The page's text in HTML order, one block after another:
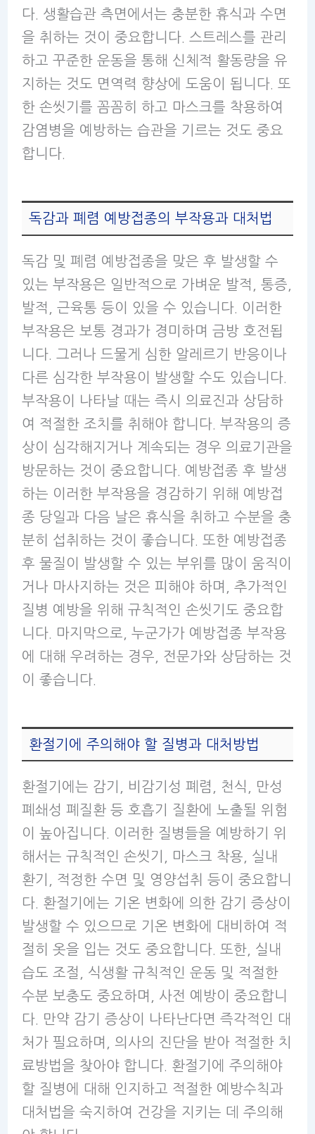
다. 생활습관 측면에서는 충분한 휴식과 수면
을 취하는 것이 중요합니다. 스트레스를 관리
하고 꾸준한 운동을 통해 신체적 활동량을 유
지하는 것도 면역력 향상에 도움이 됩니다. 또
한 손씻기를 꼼꼼히 하고 마스크를 착용하여
감염병을 예방하는 습관을 기르는 것도 중요
합니다.
독감과 폐렴 예방접종의 부작용과 대처법
독감 및 폐렴 예방접종을 맞은 후 발생할 수
있는 부작용은 일반적으로 가벼운 발적, 통증,
발적, 근육통 등이 있을 수 있습니다. 이러한
부작용은 보통 경과가 경미하며 금방 호전됩
니다. 그러나 드물게 심한 알레르기 반응이나
다른 심각한 부작용이 발생할 수도 있습니다.
부작용이 나타날 때는 즉시 의료진과 상담하
여 적절한 조치를 취해야 합니다. 부작용의 증
상이 심각해지거나 계속되는 경우 의료기관을
방문하는 것이 중요합니다. 예방접종 후 발생
하는 이러한 부작용을 경감하기 위해 예방접
종 당일과 다음 날은 휴식을 취하고 수분을 충
분히 섭취하는 것이 좋습니다. 또한 예방접종
후 물질이 발생할 수 있는 부위를 많이 움직이
거나 마사지하는 것은 피해야 하며, 추가적인
질병 예방을 위해 규칙적인 손씻기도 중요합
니다. 마지막으로, 누군가가 예방접종 부작용
에 대해 우려하는 경우, 전문가와 상담하는 것
이 좋습니다.
환절기에 주의해야 할 질병과 대처방법
환절기에는 감기, 비감기성 폐렴, 천식, 만성
폐쇄성 폐질환 등 호흡기 질환에 노출될 위험
이 높아집니다. 이러한 질병들을 예방하기 위
해서는 규칙적인 손씻기, 마스크 착용, 실내
환기, 적정한 수면 및 영양섭취 등이 중요합니
다. 환절기에는 기온 변화에 의한 감기 증상이
발생할 수 있으므로 기온 변화에 대비하여 적
절히 옷을 입는 것도 중요합니다. 또한, 실내
습도 조절, 식생활 규칙적인 운동 및 적절한
수분 보충도 중요하며, 사전 예방이 중요합니
다. 만약 감기 증상이 나타난다면 즉각적인 대
처가 필요하며, 의사의 진단을 받아 적절한 치
료방법을 찾아야 합니다. 환절기에 주의해야
할 질병에 대해 인지하고 적절한 예방수칙과
대처법을 숙지하여 건강을 지키는 데 주의해